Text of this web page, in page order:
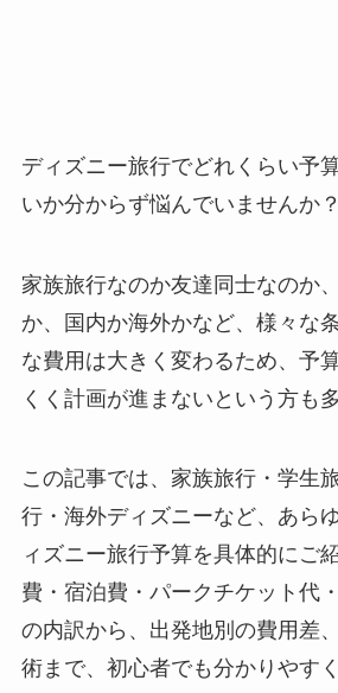
ディズニー旅行でどれくらい予
いか分からず悩んでいませんか？
家族旅行なのか友達同士なのか
か、国内か海外かなど、様々な
な費用は大きく変わるため、予
くく計画が進まないという方も
この記事では、家族旅行・学生
行・海外ディズニーなど、あら
ィズニー旅行予算を具体的にご
費・宿泊費・パークチケット代
の内訳から、出発地別の費用差
術まで、初心者でも分かりやす